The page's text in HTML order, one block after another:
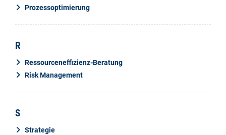
Prozessoptimierung
R
Ressourceneffizienz-Beratung
Risk Management
S
Strategie